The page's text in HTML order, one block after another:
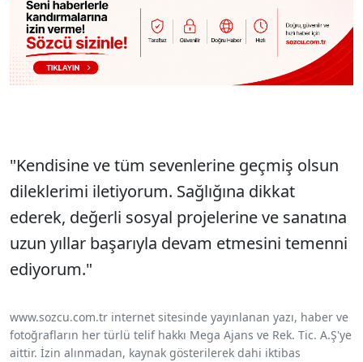
"Kendisine ve tüm sevenlerine geçmiş olsun
dileklerimi iletiyorum. Sağlığına dikkat
ederek, değerli sosyal projelerine ve sanatına
uzun yıllar başarıyla devam etmesini temenni
ediyorum."
www.sozcu.com.tr internet sitesinde yayınlanan yazı, haber ve
fotoğrafların her türlü telif hakkı Mega Ajans ve Rek. Tic. A.Ş'ye
aittir. İzin alınmadan, kaynak gösterilerek dahi iktibas